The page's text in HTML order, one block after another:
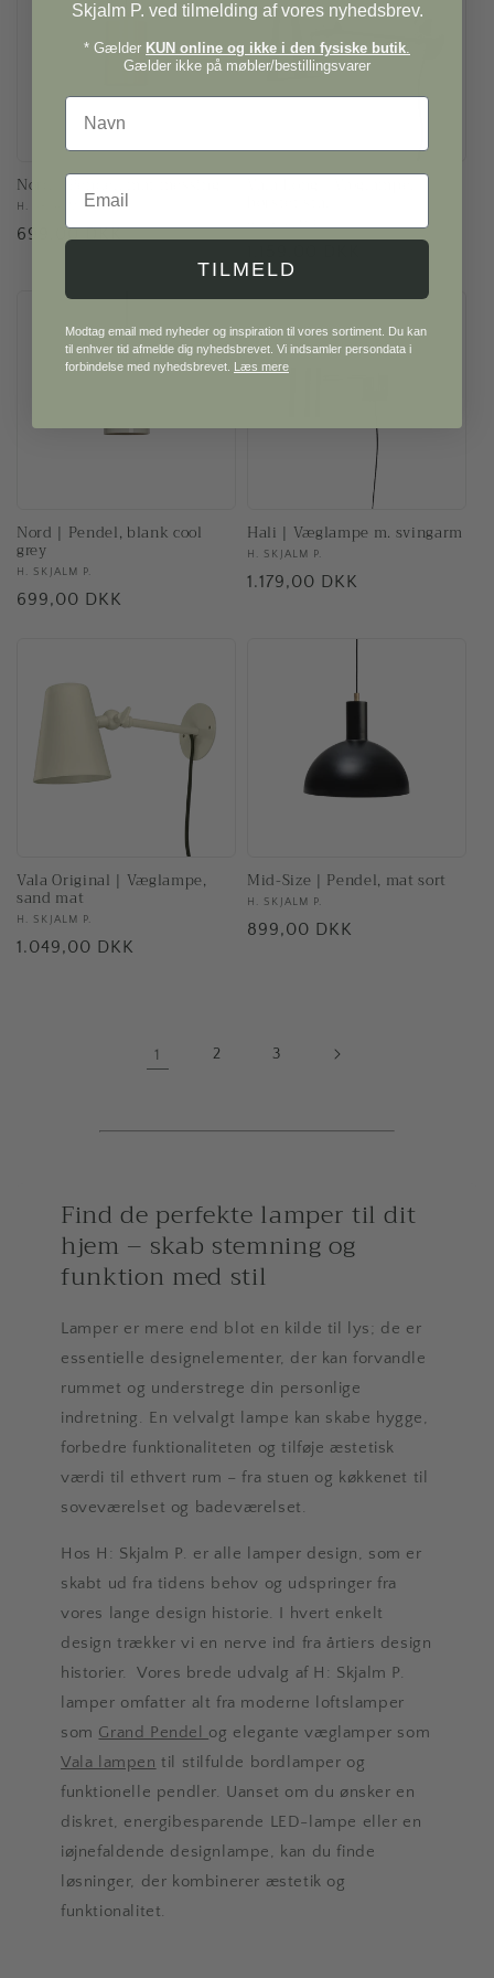
Nord | Pendel, mat messing
Forhandler:
H. SKJALM P.
Normalpris
699,00 DKK Forhandler:
H. SKJALM P.
Nord | Pendel, blank cool
grey
Forhandler:
H. SKJALM P.
Normalpris
699,00 DKK
Hali | Væglampe m. svingarm
Forhandler:
H. SKJALM P.
Normalpris
1.179,00 DKK
Vala Original | Væglampe,
sand mat
Forhandler:
H. SKJALM P.
Normalpris
1.049,00 DKK
Mid-Size | Pendel, mat sort
Forhandler:
H. SKJALM P.
Normalpris
899,00 DKK
1 2 3
Find de perfekte lamper til dit
hjem – skab stemning og
funktion med stil
Lamper er mere end blot en kilde til lys; de er
essentielle designelementer, der kan forvandle
rummet og understrege din personlige
indretning. En velvalgt lampe kan skabe hygge,
forbedre funktionaliteten og tilføje æstetisk
værdi til ethvert rum – fra stuen og køkkenet til
soveværelset og badeværelset.
Hos H: Skjalm P. er alle lamper design, som er
skabt ud fra tidens behov og udspringer fra
vores lange design historie. I hvert enkelt
design trækker vi en nerve ind fra årtiers design
historier. Vores brede udvalg af H: Skjalm P.
lamper omfatter alt fra moderne loftslamper
som Grand Pendel og elegante væglamper som
Vala lampen til stilfulde bordlamper og
funktionelle pendler. Uanset om du ønsker en
diskret, energibesparende LED-lampe eller en
iøjnefaldende designlampe, kan du finde
løsninger, der kombinerer æstetik og
funktionalitet.
Skjalm P. ved tilmelding af vores nyhedsbrev.
* Gælder KUN online og ikke i den fysiske butik
Gælder ikke på møbler/bestillingsvarer
Navn
Email
TILMELD
Modtag email med nyheder og inspiration til vores sortiment. Du kan
til enhver tid afmelde dig nyhedsbrevet. Vi indsamler persondata i
forbindelse med nyhedsbrevet. Læs mere